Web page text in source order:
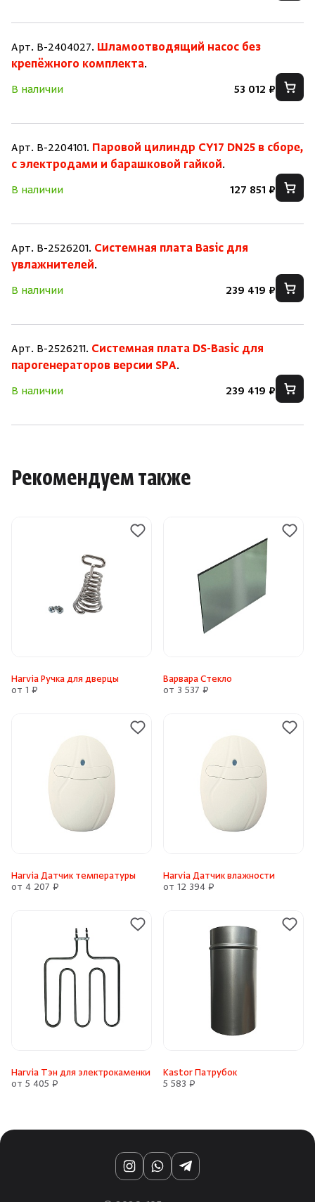
Арт. B-2404027. Шламоотводящий насос без
крепёжного комплекта.
В наличии
53 012 ₽
Арт. B-2204101. Паровой цилиндр CY17 DN25 в сборе,
с электродами и барашковой гайкой.
В наличии
127 851 ₽
Арт. B-2526201. Системная плата Basic для
увлажнителей.
В наличии
239 419 ₽
Арт. B-2526211. Системная плата DS-Basic для
парогенераторов версии SPA.
В наличии
239 419 ₽
Рекомендуем также
Harvia Ручка для дверцы
от 1 ₽
Варвара Стекло
от 3 537 ₽
Harvia Датчик температуры
от 4 207 ₽
Harvia Датчик влажности
от 12 394 ₽
Harvia Тэн для электрокаменки
от 5 405 ₽
Kastor Патрубок
5 583 ₽
InstagramWhatsAppTelegram